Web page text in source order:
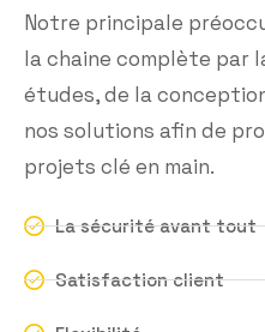
Notre principale
la chaine complète par
études, de la
nos solutions afin de
projets clé en main.
La sécurité avant tout
Satisfaction client